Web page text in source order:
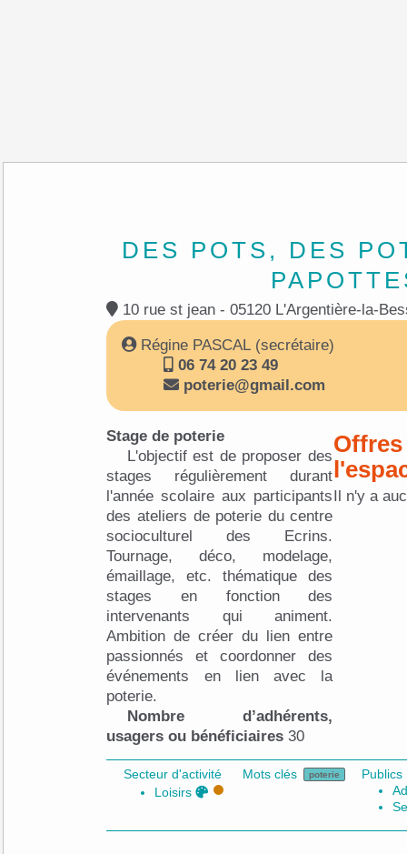
DES POTS, DES
10 rue st jean - 05120 L'Argentière-
Régine PASCAL (secrétaire)
06 74 20 23 49
poterie@gmail.com
Stage de poterie
L'objectif est de proposer des
stages régulièrement durant
l'année scolaire aux participants
des ateliers de poterie du centre
socioculturel des Ecrins.
Tournage, déco, modelage,
émaillage, etc. thématique des
stages en fonction des
intervenants qui animent.
Ambition de créer du lien entre
passionnés et coordonner des
événements en lien avec la
poterie.
Nombre d’adhérents,
usagers ou bénéficiaires 30
Il n'y a
Secteur d'activité
Loisirs
Mots clés poterie
Publics